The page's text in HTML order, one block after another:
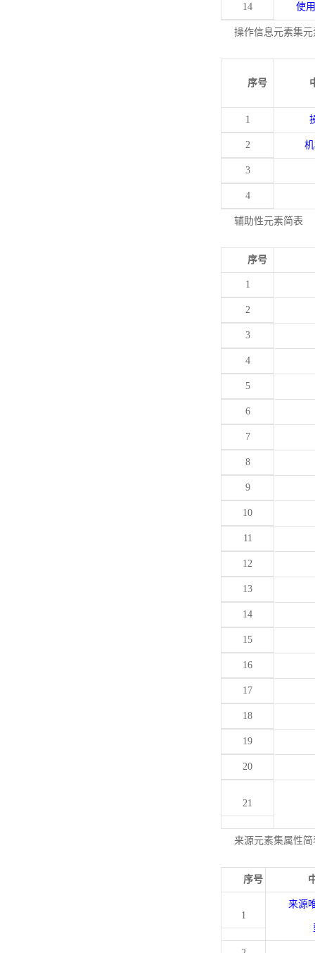
14 使
操作信息元素集
序号
1
2
3
4
辅助性元素简表
序号
1
2
3
4
5
6
7
8
9
10
11
12
13
14
15
16
17
18
19
20
21
来源元素集属性简
序号
1
来源